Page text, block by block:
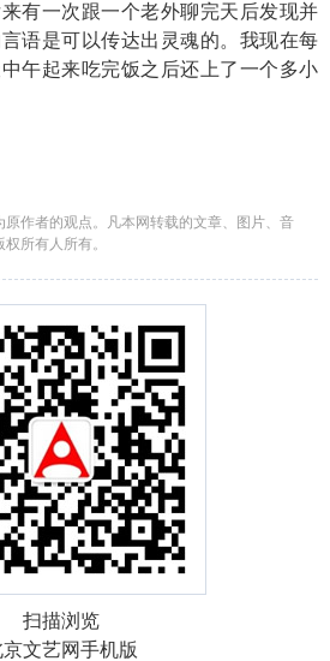
有一次跟一个老外聊完天后发现并
语是可以传达出灵魂的。我现在每
午起来吃完饭之后还上了一个多小
作者的观点。凡本网转载的文章、图片、音
所有人所有。
扫描浏览
文艺网手机版